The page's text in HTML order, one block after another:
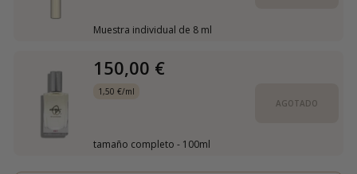
Muestra individual de 8 ml
150,00 €
1,50 €/ml
tamaño completo - 100ml
AGOTADO